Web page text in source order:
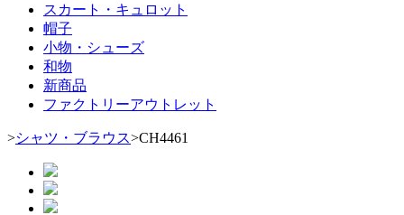
スカート・キュロット
帽子
小物・シューズ
和物
新商品
ファクトリーアウトレット
>シャツ・ブラウス>CH4461